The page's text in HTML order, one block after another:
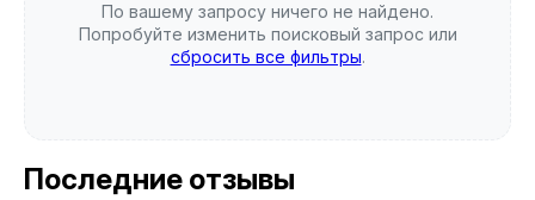
По вашему запросу ничего не найдено.
Попробуйте изменить поисковый запрос или
сбросить все фильтры.
Последние отзывы